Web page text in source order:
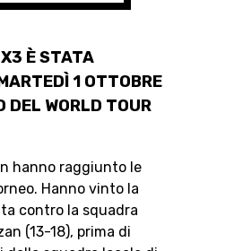
BASKETBALL
TV
APP
È STATA
1 OTTOBRE
DEL WORLD TOUR
hanno raggiunto le
Hanno vinto la
contro la squadra
(13-18), prima di